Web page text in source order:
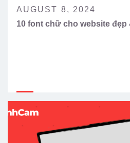
AUGUST 8, 2024
10 font chữ cho website